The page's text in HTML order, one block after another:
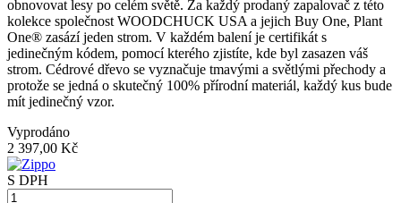
obnovovat lesy po celém světě. Za každý prodaný zapalovač z této
kolekce společnost WOODCHUCK USA a jejich Buy One, Plant
One® zasází jeden strom. V každém balení je certifikát s
jedinečným kódem, pomocí kterého zjistíte, kde byl zasazen váš
strom. Cédrové dřevo se vyznačuje tmavými a světlými přechody a
protože se jedná o skutečný 100% přírodní materiál, každý kus bude
mít jedinečný vzor.
Vyprodáno
2 397,00 Kč
S DPH